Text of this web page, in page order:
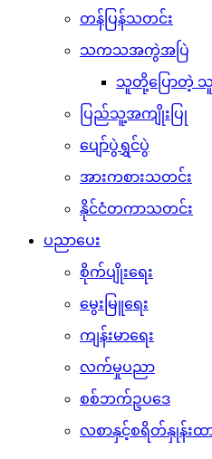
တန်ပြန်သတင်း
သကသအကွဲအပြဲ
သူတို့ပြောတဲ့
ပြည်သူ့အကျိုးပြု
ပျော်ပွဲရွှင်ပွဲ
အားကစားသတင်း
နိုင်ငံတကာသတင်း
ပညာပေး
စိုက်ပျိုးရေး
မွေးမြူရေး
ကျန်းမာရေး
လက်မှုပညာ
စစ်ဘက်ဥပဒေ
လစာနှင့်စရိတ်နှုန်းထ